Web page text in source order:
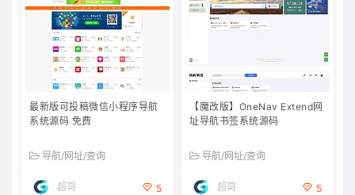
最新版可投稿微信小程序导航
系统源码 免费
导航/网址/查询
超哥 5
【魔改版】OneNav Extend网
址导航书签系统源码
导航/网址/查询
超哥 5